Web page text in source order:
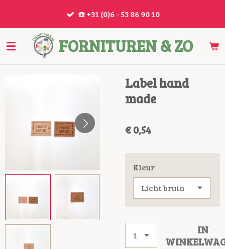
de
hoofdinhoud
FORNITUREN & ZO
☎️ +31 (0)6 - 53 86 90 10
Label hand
made
€ 0,54
Kleur
IN